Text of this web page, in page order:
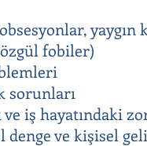
yaygın
fobiler)
sorunları
iş hayatındaki
denge ve kişisel